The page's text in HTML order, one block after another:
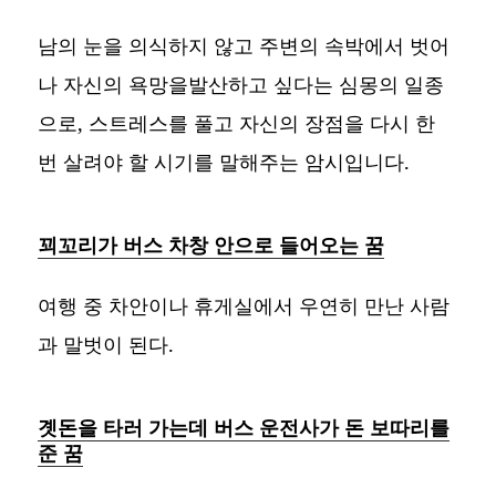
남의 눈을 의식하지 않고 주변의 속박에서 벗어
나 자신의 욕망을발산하고 싶다는 심몽의 일종
으로, 스트레스를 풀고 자신의 장점을 다시 한
번 살려야 할 시기를 말해주는 암시입니다.
꾀꼬리가 버스 차창 안으로 들어오는 꿈
여행 중 차안이나 휴게실에서 우연히 만난 사람
과 말벗이 된다.
곗돈을 타러 가는데 버스 운전사가 돈 보따리를
준 꿈